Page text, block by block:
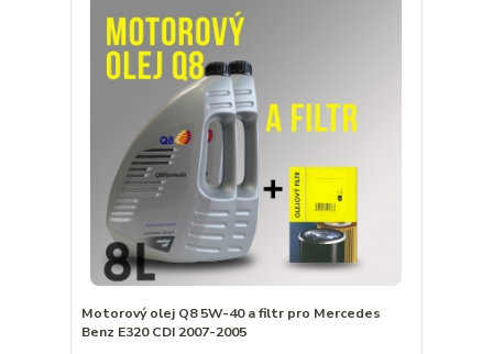
Motorový olej Q8 5W-40 a filtr pro Mercedes
Benz E320 CDI 2007-2005